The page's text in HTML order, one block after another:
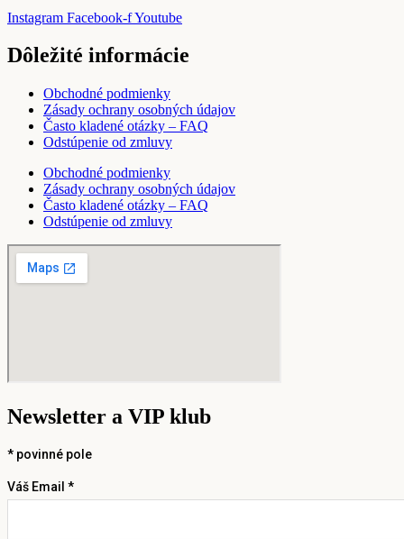
Instagram Facebook-fYoutube
Dôležité informácie
Obchodné podmienky
Zásady ochrany osobných údajov
Často kladené otázky – FAQ
Odstúpenie od zmluvy
Obchodné podmienky
Zásady ochrany osobných údajov
Často kladené otázky – FAQ
Odstúpenie od zmluvy
Newsletter a VIP klub
* povinné pole
Váš Email *